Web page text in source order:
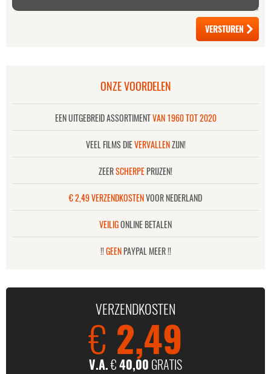
ONZE VOORDELEN
EEN UITGEBREID ASSORTIMENTVAN 1960 TOT 2020
VEEL FILMS DIEVERVALLENZIJN!
ZEERSCHERPEPRIJZEN!
€ 2,49 VERZENDKOSTENVOOR NEDERLAND
VEILIGONLINE BETALEN
!!GEENPAYPAL MEER !!
VERZENDKOSTEN
€ 2,49
V.A.€40,00 GRATIS